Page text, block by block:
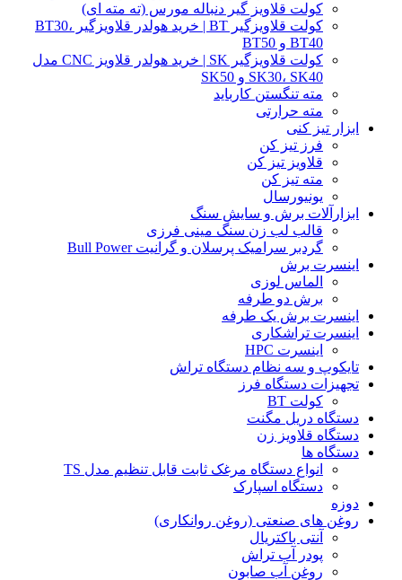
کولت قلاویز گیر دنباله مورس (ته مته ای)
کولت قلاویزگیر BT | خرید هولدر قلاویزگیر BT30،
BT40 و BT50
کولت قلاویزگیر SK | خرید هولدر قلاویز CNC مدل
SK30، SK40 و SK50
مته تنگستن کارباید
مته حرارتی
ابزار تیز کنی
فرز تیز کن
قلاویز تیز کن
مته تیز کن
یونیورسال
ابزارآلات برش و سایش سنگ
قالب لب زن سنگ مینی فرزی
گردبر سرامیک پرسلان و گرانیت Bull Power
اینسرت برش
الماس لوزی
برش دو طرفه
اینسرت برش یک طرفه
اینسرت تراشکاری
اینسرت HPC
تایکوپ و سه نظام دستگاه تراش
تجهیزات دستگاه فرز
کولت BT
دستگاه دریل مگنت
دستگاه قلاویز زن
دستگاه ها
انواع دستگاه مرغک ثابت قابل تنظیم مدل TS
دستگاه اسپارک
دوزه
روغن های صنعتی (روغن روانکاری)
آنتی باکتریال
پودر آب تراش
روغن آب صابون